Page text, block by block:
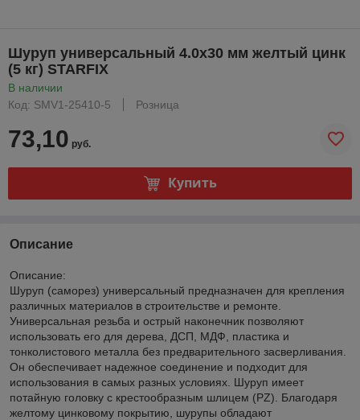
Шуруп универсальный 4.0х30 мм желтый цинк
(5 кг) STARFIX
В наличии
Код: SMV1-25410-5
Розница
73,10 руб.
Купить
Описание
Описание:
Шуруп (саморез) универсальный предназначен для крепления
различных материалов в строительстве и ремонте.
Универсальная резьба и острый наконечник позволяют
использовать его для дерева, ДСП, МДФ, пластика и
тонколистового металла без предварительного засверливания.
Он обеспечивает надежное соединение и подходит для
использования в самых разных условиях. Шуруп имеет
потайную головку с крестообразным шлицем (PZ). Благодаря
желтому цинковому покрытию, шурупы обладают